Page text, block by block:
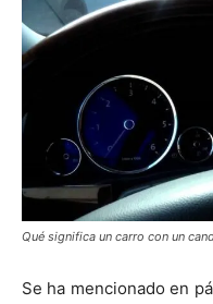
Qué significa un carro con un
Se ha mencionado en